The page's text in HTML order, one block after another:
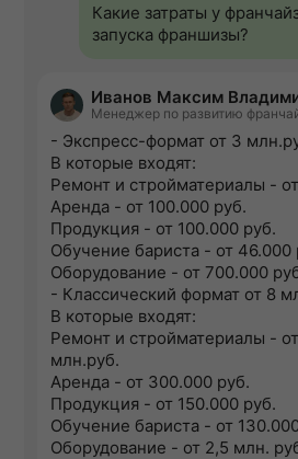
Какие затраты у
запуска франшизы?
Иванов Максим
Менеджер по развитию
- Экспресс-формат от 3
В которые входят:
Ремонт и стройматериалы -
Аренда - от 100.000 руб.
Продукция - от 100.000 руб.
Обучение бариста - от 46.000
Оборудование - от 700.000
- Классический формат от 8
В которые входят:
Ремонт и стройматериалы -
млн.руб.
Аренда - от 300.000 руб.
Продукция - от 150.000 руб.
Обучение бариста - от
Оборудование - от 2,5 млн.